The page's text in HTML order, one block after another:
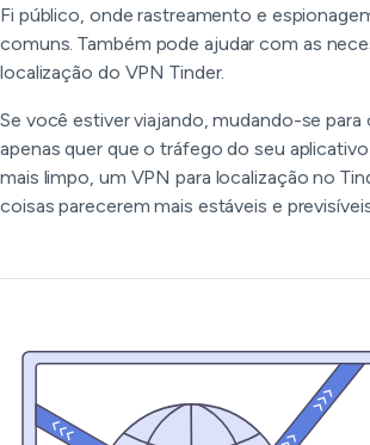
Fi público, onde rastreamento e
comuns. Também pode ajudar com as
localização do VPN Tinder.
Se você estiver viajando, mudando-se para
apenas quer que o tráfego do seu
mais limpo, um VPN para localização no
coisas parecerem mais estáveis e